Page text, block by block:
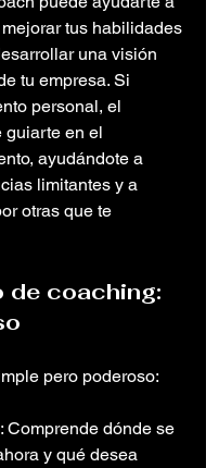
tus habilidades
una visión
tu empresa. Si
personal, el
guiarte en el
ayudándote a
limitantes y a
otras que te
de coaching:
pero poderoso:
: Comprende dónde se
y qué desea